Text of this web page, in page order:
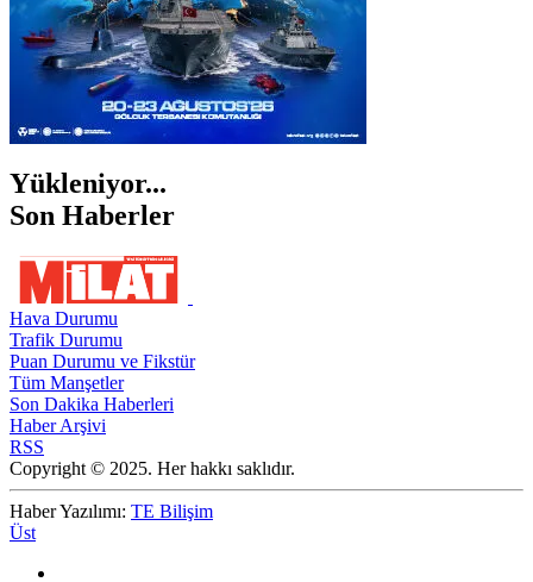
Yükleniyor...
Son Haberler
Hava Durumu
Trafik Durumu
Puan Durumu ve Fikstür
Tüm Manşetler
Son Dakika Haberleri
Haber Arşivi
RSS
Copyright © 2025. Her hakkı saklıdır.
Haber Yazılımı: TE Bilişim
Üst